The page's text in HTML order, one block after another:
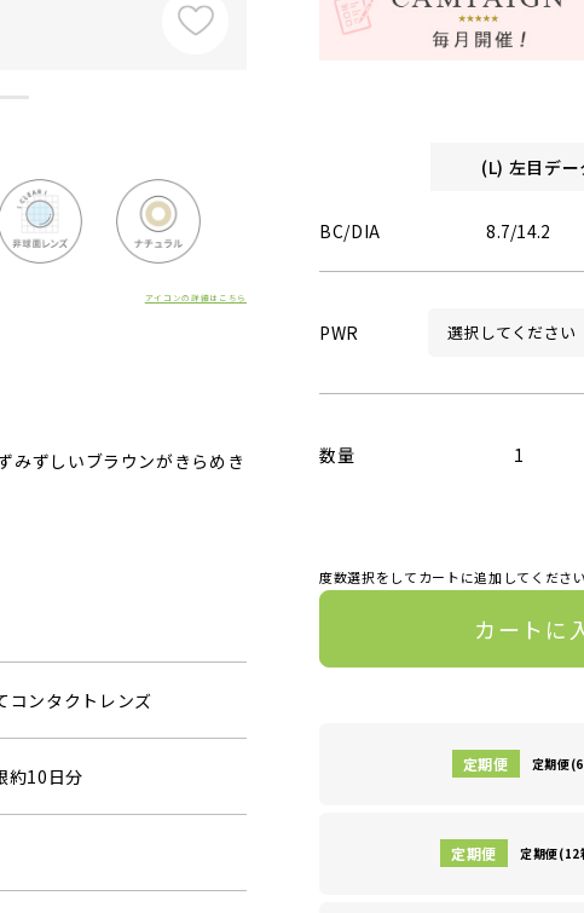
アイコンの詳細はこちら
みずしいブラウンがきらめき
コンタクトレンズ
約10日分
(L) 左目デー
BC/DIA 8.7/14.2
PWR
数量 1
度数選択をしてカートに追加してください
カートに
定期便
定期便(12